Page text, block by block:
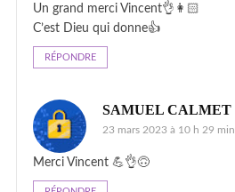
Un grand merci Vincent👌👩🏻
C’est Dieu qui donne👍
RÉPONDRE
SAMUEL CALMET
23 mars 2023 à 10 h 29 min
Merci Vincent 💪👌🙃